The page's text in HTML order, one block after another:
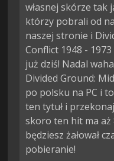
własnej skórze tak
którzy pobrali od
naszej stronie i
Conflict 1948 -
już dziś! Nadal
Divided Ground:
po polsku na PC i
ten tytuł i
skoro ten hit ma aż
będziesz żałował
pobieranie!